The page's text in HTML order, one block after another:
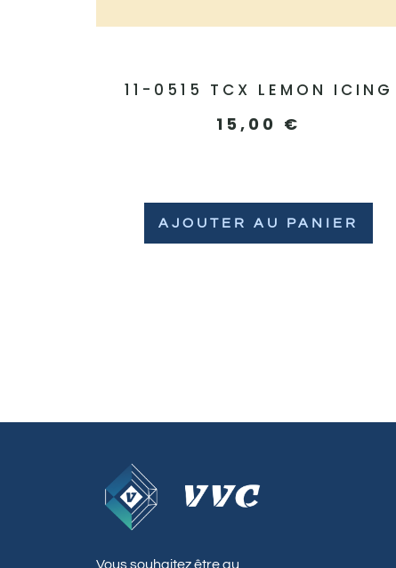
11-0515 TCX LEMON ICING
15,00 €
AJOUTER AU PANIER
Vous souhaitez être au